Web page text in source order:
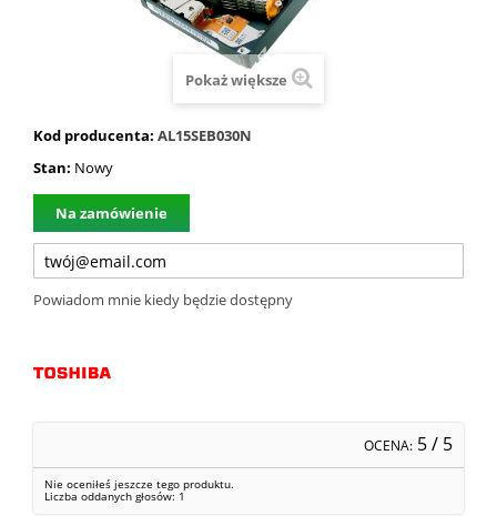
Pokaż większe
Kod producenta: AL15SEB030N
Stan: Nowy
Na zamówienie
Powiadom mnie kiedy będzie dostępny
OCENA: 5/ 5
Nie oceniłeś jeszcze tego produktu.
Liczba oddanych głosów: 1